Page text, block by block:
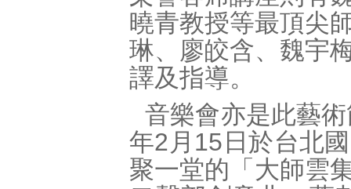
曉青教授等最頂尖
琳、廖皎含、魏宇
譯及指導。
音樂會亦是此藝
年2月15日於台北
聚一堂的「大師雲